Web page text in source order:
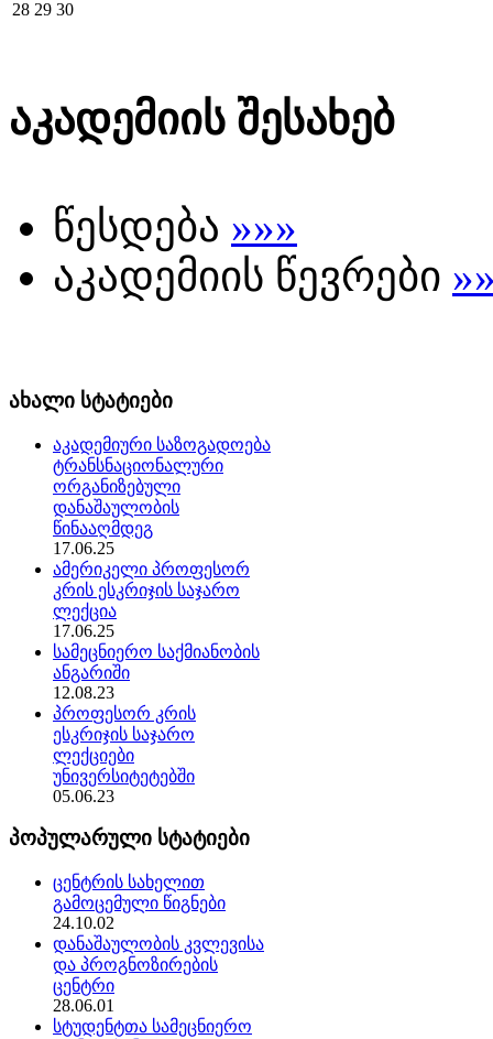
28 29 30
აკადემიის შესახებ
წესდება »»»
აკადემიის წევრები
ახალი სტატიები
აკადემიური საზოგადოება
ტრანსნაციონალური
ორგანიზებული
დანაშაულობის
წინააღმდეგ
17.06.25
ამერიკელი პროფესორ
კრის ესკრიჯის საჯარო
ლექცია
17.06.25
სამეცნიერო საქმიანობის
ანგარიში
12.08.23
პროფესორ კრის
ესკრიჯის საჯარო
ლექციები
უნივერსიტეტებში
05.06.23
პოპულარული სტატიები
ცენტრის სახელით
გამოცემული წიგნები
24.10.02
დანაშაულობის კვლევისა
და პროგნოზირების
ცენტრი
28.06.01
სტუდენტთა სამეცნიერო